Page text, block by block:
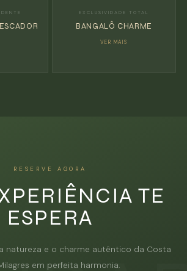
EXCLUSIVIDADE TOTAL
BANGALÔ CHARME
VER MAIS
RESERVE AGORA
TE
ESPERA
natureza e o charme autêntico da Costa
em perfeita harmonia.